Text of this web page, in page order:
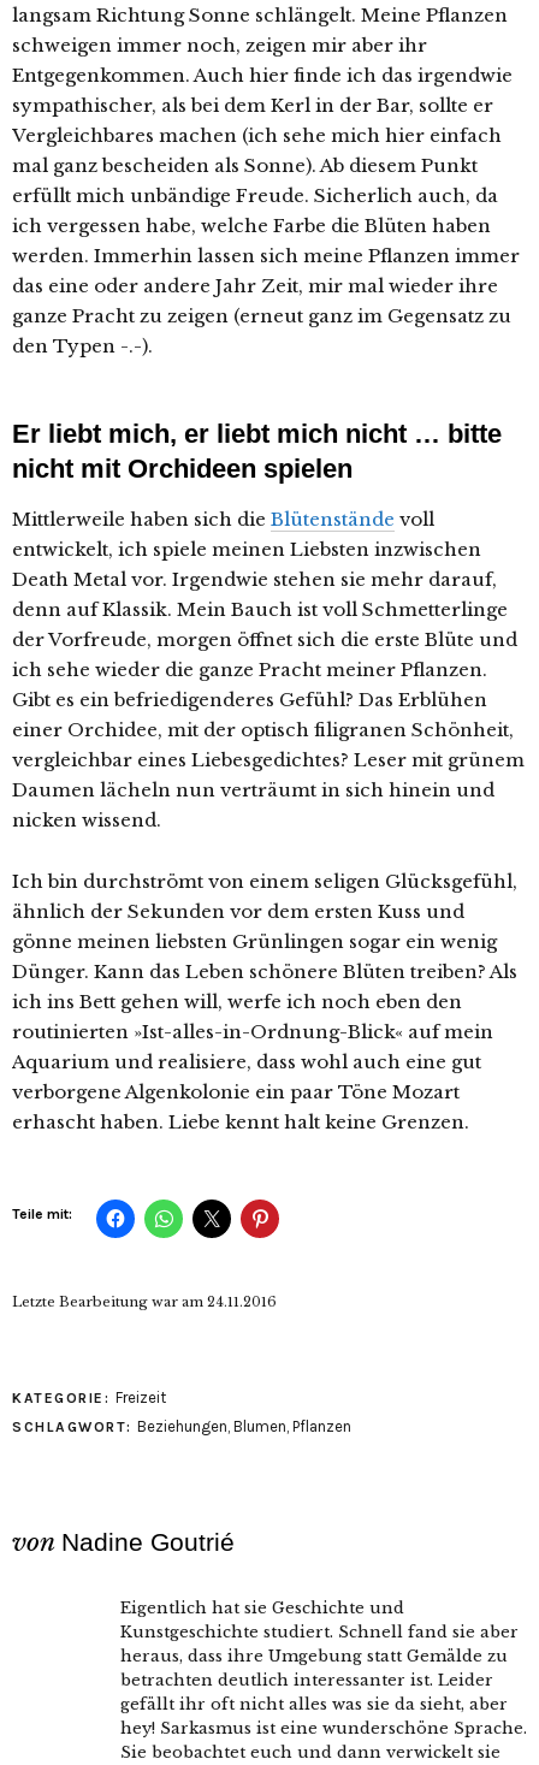
langsam Richtung Sonne schlängelt. Meine Pflanzen
schweigen immer noch, zeigen mir aber ihr
Entgegenkommen. Auch hier finde ich das irgendwie
sympathischer, als bei dem Kerl in der Bar, sollte er
Vergleichbares machen (ich sehe mich hier einfach
mal ganz bescheiden als Sonne). Ab diesem Punkt
erfüllt mich unbändige Freude. Sicherlich auch, da
ich vergessen habe, welche Farbe die Blüten haben
werden. Immerhin lassen sich meine Pflanzen immer
das eine oder andere Jahr Zeit, mir mal wieder ihre
ganze Pracht zu zeigen (erneut ganz im Gegensatz zu
den Typen -.-).
Er liebt mich, er liebt mich nicht … bitte
nicht mit Orchideen spielen
Mittlerweile haben sich die Blütenstände voll
entwickelt, ich spiele meinen Liebsten inzwischen
Death Metal vor. Irgendwie stehen sie mehr darauf,
denn auf Klassik. Mein Bauch ist voll Schmetterlinge
der Vorfreude, morgen öffnet sich die erste Blüte und
ich sehe wieder die ganze Pracht meiner Pflanzen.
Gibt es ein befriedigenderes Gefühl? Das Erblühen
einer Orchidee, mit der optisch filigranen Schönheit,
vergleichbar eines Liebesgedichtes? Leser mit grünem
Daumen lächeln nun verträumt in sich hinein und
nicken wissend.
Ich bin durchströmt von einem seligen Glücksgefühl,
ähnlich der Sekunden vor dem ersten Kuss und
gönne meinen liebsten Grünlingen sogar ein wenig
Dünger. Kann das Leben schönere Blüten treiben? Als
ich ins Bett gehen will, werfe ich noch eben den
routinierten »Ist-alles-in-Ordnung-Blick« auf mein
Aquarium und realisiere, dass wohl auch eine gut
verborgene Algenkolonie ein paar Töne Mozart
erhascht haben. Liebe kennt halt keine Grenzen.
Teile mit:
Letzte Bearbeitung war am 24.11.2016
KATEGORIE: Freizeit
SCHLAGWORT: Beziehungen, Blumen, Pflanzen
von Nadine Goutrié
Eigentlich hat sie Geschichte und
Kunstgeschichte studiert. Schnell fand sie aber
heraus, dass ihre Umgebung statt Gemälde zu
betrachten deutlich interessanter ist. Leider
gefällt ihr oft nicht alles was sie da sieht, aber
hey! Sarkasmus ist eine wunderschöne Sprache.
Sie beobachtet euch und dann verwickelt sie